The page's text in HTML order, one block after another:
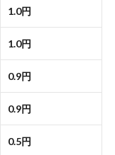
1.0円
1.0円
0.9円
0.9円
0.5円